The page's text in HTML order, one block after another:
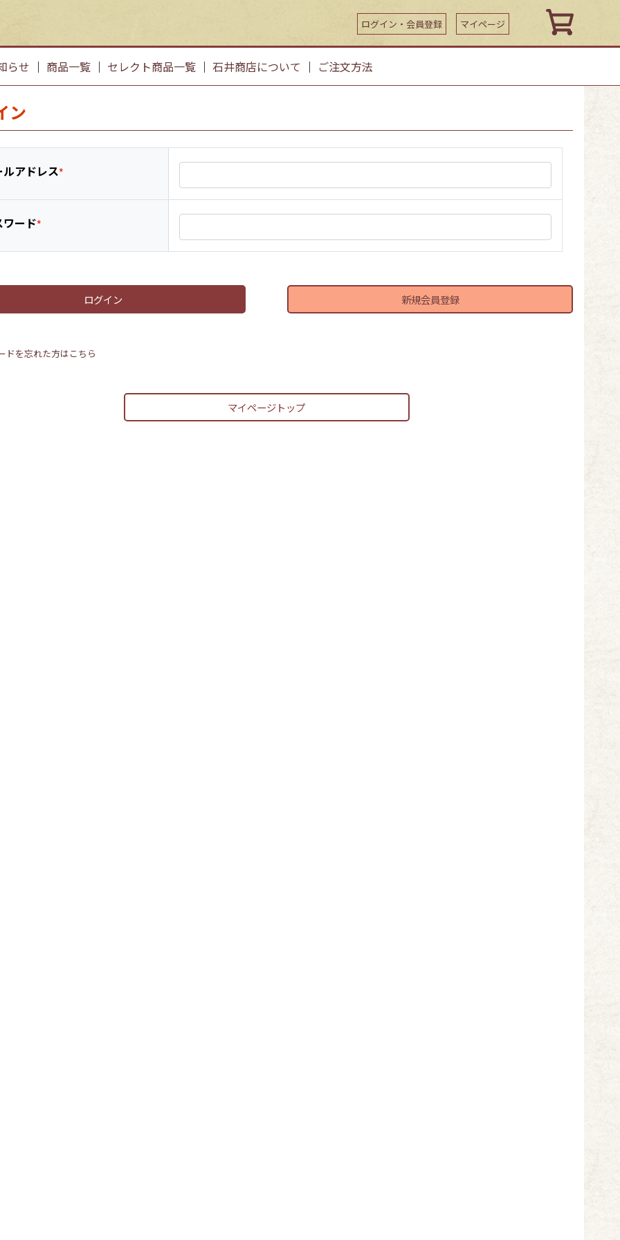
ログイン・会員登録 マイページ
らせ ｜ 商品一覧 ｜ セレクト商品一覧 ｜ 石井商店について ｜ ご注文方法
ン
ルアドレス
ワード
ログイン 新規会員登録
ドを忘れた方はこちら
マイページトップ